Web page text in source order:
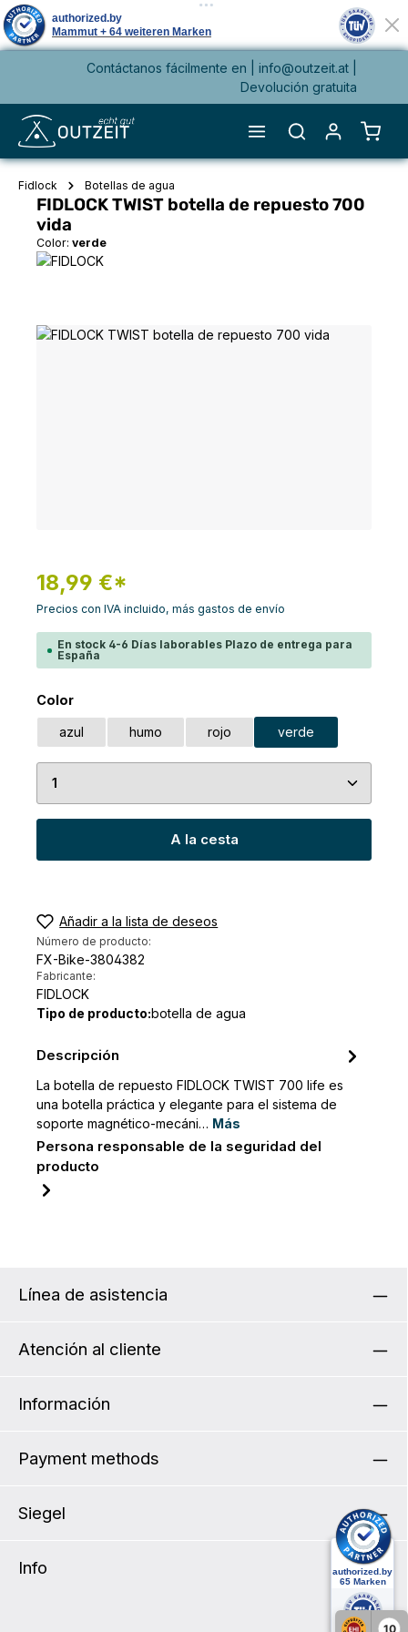
10
principalContáctanos fácilmente en | info@outzeit.at
Devolución gratuita
El
Fidlock Botellas de agua
FIDLOCK TWIST botella de repuesto 700
vida
Color: verde
Omitir galería de imágenes
18,99 €*
Precios con IVA incluido, más gastos de envío
En stock 4-6 Días laborables Plazo de entrega para
España
Seleccione
Color
azul humo rojo verde
Cantidad del producto: introduce la cantidad
A la cesta
Añadir a la lista de deseos
Número de producto:
FX-Bike-3804382
Fabricante:
FIDLOCK
Tipo de producto:botella de agua
Descripción
La botella de repuesto FIDLOCK TWIST 700 life es
una botella práctica y elegante para el sistema de
soporte magnético-mecáni… Más
Persona responsable de la seguridad del
producto
Línea de asistencia
Atención al cliente
Información
Payment methods
Siegel
Info